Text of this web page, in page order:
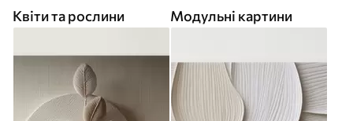
Квіти та рослини Модульні картини